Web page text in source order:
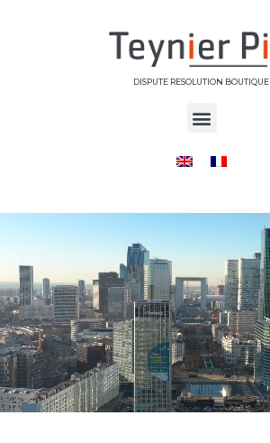
DISPUTE RESOLUTION BOUTIQUE